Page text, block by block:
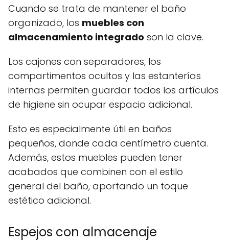
Cuando se trata de mantener el baño
organizado, los muebles con
almacenamiento integrado son la clave.
Los cajones con separadores, los
compartimentos ocultos y las estanterías
internas permiten guardar todos los artículos
de higiene sin ocupar espacio adicional.
Esto es especialmente útil en baños
pequeños, donde cada centímetro cuenta.
Además, estos muebles pueden tener
acabados que combinen con el estilo
general del baño, aportando un toque
estético adicional.
Espejos con almacenaje